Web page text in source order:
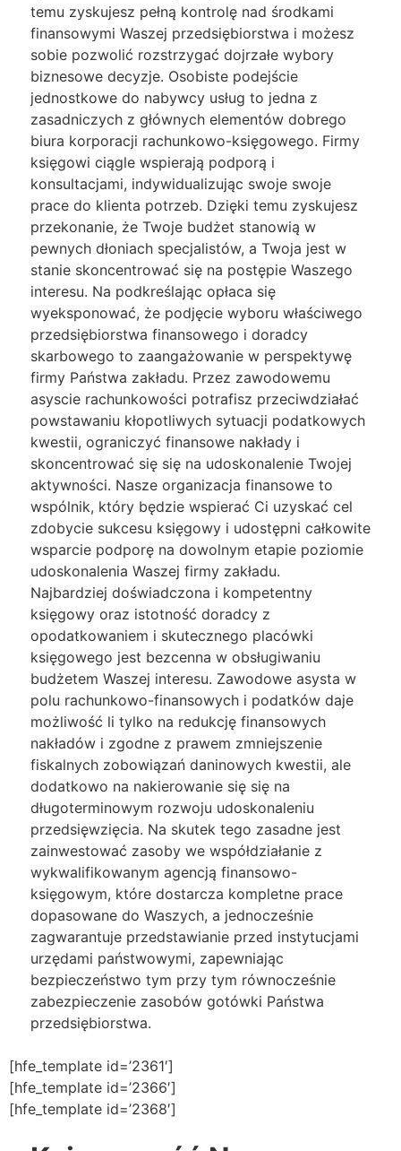
temu zyskujesz pełną kontrolę nad środkami
finansowymi Waszej przedsiębiorstwa i możesz
sobie pozwolić rozstrzygać dojrzałe wybory
biznesowe decyzje. Osobiste podejście
jednostkowe do nabywcy usług to jedna z
zasadniczych z głównych elementów dobrego
biura korporacji rachunkowo-księgowego. Firmy
księgowi ciągle wspierają podporą i
konsultacjami, indywidualizując swoje swoje
prace do klienta potrzeb. Dzięki temu zyskujesz
przekonanie, że Twoje budżet stanowią w
pewnych dłoniach specjalistów, a Twoja jest w
stanie skoncentrować się na postępie Waszego
interesu. Na podkreślając opłaca się
wyeksponować, że podjęcie wyboru właściwego
przedsiębiorstwa finansowego i doradcy
skarbowego to zaangażowanie w perspektywę
firmy Państwa zakładu. Przez zawodowemu
asyscie rachunkowości potrafisz przeciwdziałać
powstawaniu kłopotliwych sytuacji podatkowych
kwestii, ograniczyć finansowe nakłady i
skoncentrować się się na udoskonalenie Twojej
aktywności. Nasze organizacja finansowe to
wspólnik, który będzie wspierać Ci uzyskać cel
zdobycie sukcesu księgowy i udostępni całkowite
wsparcie podporę na dowolnym etapie poziomie
udoskonalenia Waszej firmy zakładu.
Najbardziej doświadczona i kompetentny
księgowy oraz istotność doradcy z
opodatkowaniem i skutecznego placówki
księgowego jest bezcenna w obsługiwaniu
budżetem Waszej interesu. Zawodowe asysta w
polu rachunkowo-finansowych i podatków daje
możliwość li tylko na redukcję finansowych
nakładów i zgodne z prawem zmniejszenie
fiskalnych zobowiązań daninowych kwestii, ale
dodatkowo na nakierowanie się się na
długoterminowym rozwoju udoskonaleniu
przedsięwzięcia. Na skutek tego zasadne jest
zainwestować zasoby we współdziałanie z
wykwalifikowanym agencją finansowo-
księgowym, które dostarcza kompletne prace
dopasowane do Waszych, a jednocześnie
zagwarantuje przedstawianie przed instytucjami
urzędami państwowymi, zapewniając
bezpieczeństwo tym przy tym równocześnie
zabezpieczenie zasobów gotówki Państwa
przedsiębiorstwa.
[hfe_template id=’2361′]
[hfe_template id=’2366′]
[hfe_template id=’2368′]